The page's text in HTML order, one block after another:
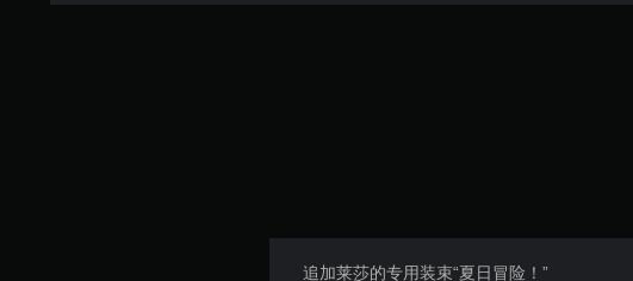
追加莱莎的专用装束“夏日冒险！”